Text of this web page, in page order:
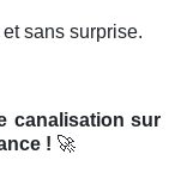
sans surprise.
canalisation sur
! 🚀